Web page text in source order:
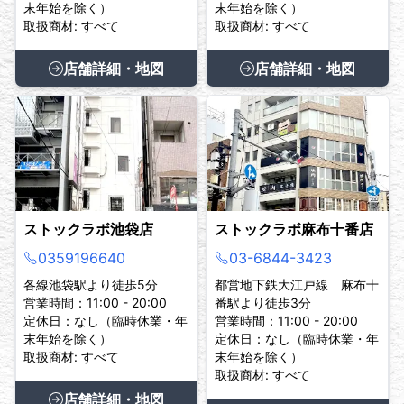
末年始を除く）
取扱商材: すべて
店舗詳細・地図
末年始を除く）
取扱商材: すべて
店舗詳細・地図
ストックラボ池袋店
0359196640
各線池袋駅より徒歩5分
営業時間：11:00 - 20:00
定休日：なし（臨時休業・年
末年始を除く）
取扱商材: すべて
店舗詳細・地図
ストックラボ麻布十番店
03-6844-3423
都営地下鉄大江戸線 麻布十
番駅より徒歩3分
営業時間：11:00 - 20:00
定休日：なし（臨時休業・年
末年始を除く）
取扱商材: すべて